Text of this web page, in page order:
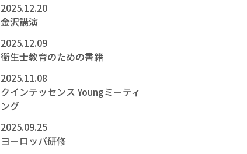
2025.12.20
金沢講演
2025.12.09
衛生士教育のための書籍
2025.11.08
クインテッセンス Youngミーティ
ング
2025.09.25
ヨーロッパ研修